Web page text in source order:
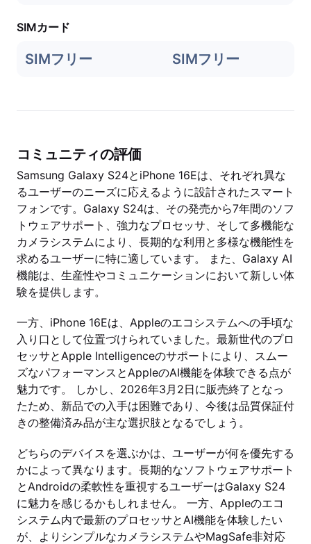
SIMカード
SIMフリー SIMフリー
コミュニティの評価
Samsung Galaxy S24とiPhone 16Eは、それぞれ異な
るユーザーのニーズに応えるように設計されたスマート
フォンです。Galaxy S24は、その発売から7年間のソフ
トウェアサポート、強力なプロセッサ、そして多機能な
カメラシステムにより、長期的な利用と多様な機能性を
求めるユーザーに特に適しています。 また、Galaxy AI
機能は、生産性やコミュニケーションにおいて新しい体
験を提供します。
一方、iPhone 16Eは、Appleのエコシステムへの手頃な
入り口として位置づけられていました。最新世代のプロ
セッサとApple Intelligenceのサポートにより、スムー
ズなパフォーマンスとAppleのAI機能を体験できる点が
魅力です。 しかし、2026年3月2日に販売終了となっ
たため、新品での入手は困難であり、今後は品質保証付
きの整備済み品が主な選択肢となるでしょう。
どちらのデバイスを選ぶかは、ユーザーが何を優先する
かによって異なります。長期的なソフトウェアサポート
とAndroidの柔軟性を重視するユーザーはGalaxy S24
に魅力を感じるかもしれません。 一方、Appleのエコ
システム内で最新のプロセッサとAI機能を体験したい
が、よりシンプルなカメラシステムやMagSafe非対応